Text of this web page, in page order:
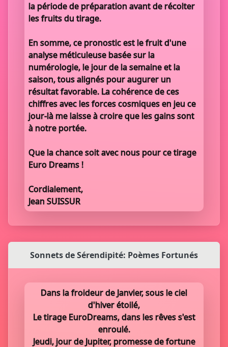
la période de préparation avant de récolter
les fruits du tirage.
En somme, ce pronostic est le fruit d'une
analyse méticuleuse basée sur la
numérologie, le jour de la semaine et la
saison, tous alignés pour augurer un
résultat favorable. La cohérence de ces
chiffres avec les forces cosmiques en jeu ce
jour-là me laisse à croire que les gains sont
à notre portée.
Que la chance soit avec nous pour ce tirage
Euro Dreams !
Cordialement,
Jean SUISSUR
Sonnets de Sérendipité: Poèmes Fortunés
Dans la froideur de Janvier, sous le ciel
d'hiver étoilé,
Le tirage EuroDreams, dans les rêves s'est
enroulé.
Jeudi, jour de Jupiter, promesse de fortune